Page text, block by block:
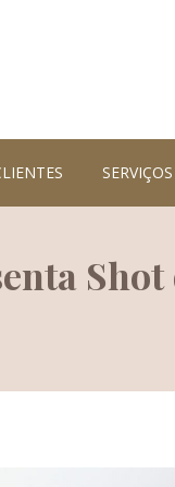
SERVIÇOS